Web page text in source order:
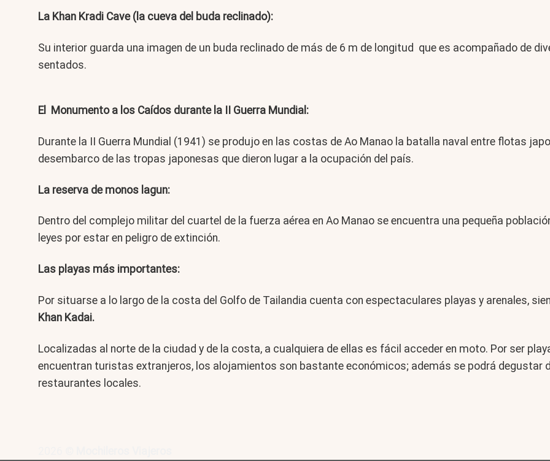
La Khan Kradi Cave (la cueva del buda reclinado):
Su interior guarda una imagen de un buda reclinado de más de 6 m de longitud que es acompañado de
sentados.
El Monumento a los Caídos durante la II Guerra Mundial:
Durante la II Guerra Mundial (1941) se produjo en las costas de Ao Manao la batalla naval entre flotas
desembarco de las tropas japonesas que dieron lugar a la ocupación del país.
La reserva de monos lagun:
Dentro del complejo militar del cuartel de la fuerza aérea en Ao Manao se encuentra una pequeña
leyes por estar en peligro de extinción.
Las playas más importantes:
Por situarse a lo largo de la costa del Golfo de Tailandia cuenta con espectaculares playas y arenales,
Khan Kadai.
Localizadas al norte de la ciudad y de la costa, a cualquiera de ellas es fácil acceder en moto. Por ser
encuentran turistas extranjeros, los alojamientos son bastante económicos; además se podrá degustar
restaurantes locales.